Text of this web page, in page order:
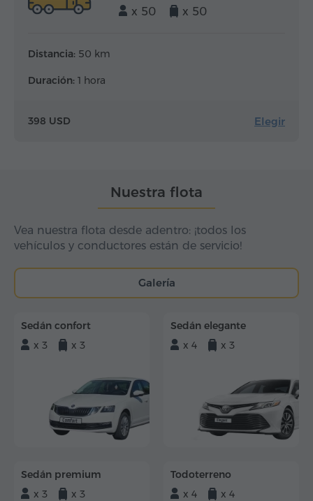
x 50
x 50
Distancia: 50 km
Duración: 1 hora
398 USD Elegir
Nuestra flota
Vea nuestra flota desde adentro: ¡todos los
vehículos y conductores están de servicio!
Galería
Sedán confort
x 3
x 3
Sedán elegante
x 4
x 3
Sedán premium
x 3
x 3
Todoterreno
x 4
x 4